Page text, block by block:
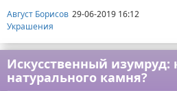
Август Борисов 29-06-2019 16:12
Украшения
Искусственный изумруд:
натурального камня?